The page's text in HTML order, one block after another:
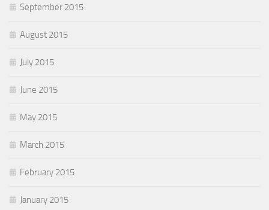
September 2015
August 2015
July 2015
June 2015
May 2015
March 2015
February 2015
January 2015